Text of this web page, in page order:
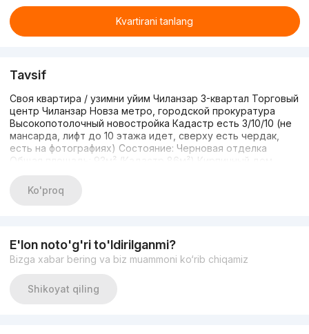
Kvartirani tanlang
Tavsif
Своя квартира / узимни уйим Чиланзар 3-квартал Торговый
центр Чиланзар Новза метро, городской прокуратура
Высокопотолочный новостройка Кадастр есть 3/10/10 (не
мансарда, лифт до 10 этажа идет, сверху есть чердак,
есть на фотографиях) Состояние: Черновая отделка
Общая площадь: 93м² (Кадастр 86м²) Кирпичный дом.
раздельный Высота потолков 3.40 Вид на "PIRAMID
TOWER" Прописка ноль Ключ сразу отдам. 93.000$
Гагарина... До метро новза 6 минут пешком. Телеграмм:
+998909928843
Ko'proq
E'lon noto'g'ri to'ldirilganmi?
Bizga xabar bering va biz muammoni ko‘rib chiqamiz
Shikoyat qiling